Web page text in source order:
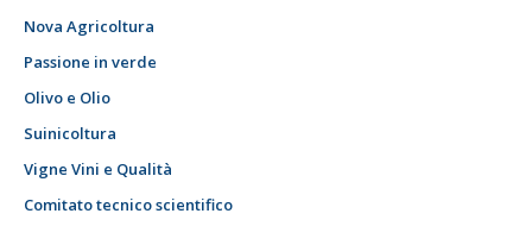
Nova Agricoltura
Passione in verde
Olivo e Olio
Suinicoltura
Vigne Vini e Qualità
Comitato tecnico scientifico